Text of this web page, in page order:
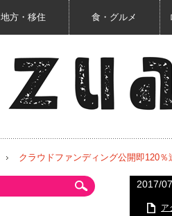
地方・移住 食・グルメ
クラウドファンディング公開即120
2017/
ア